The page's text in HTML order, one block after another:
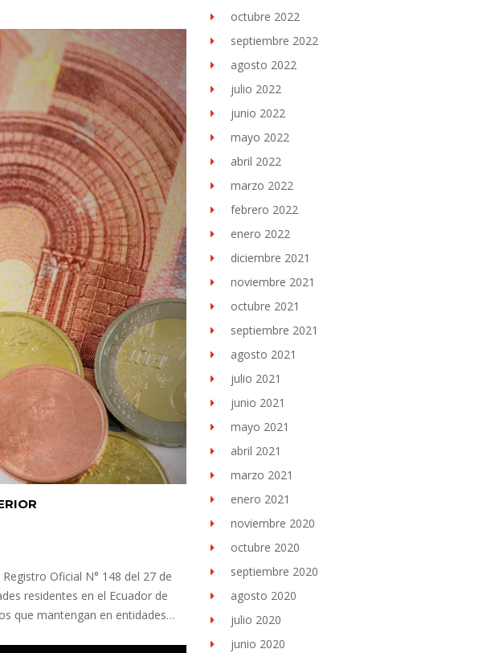
Oficial N° 148 del 27 de
residentes en el Ecuador de
que mantengan en entidades…
octubre 2022
septiembre 2022
agosto 2022
julio 2022
junio 2022
mayo 2022
abril 2022
marzo 2022
febrero 2022
enero 2022
diciembre 2021
noviembre 2021
octubre 2021
septiembre 2021
agosto 2021
julio 2021
junio 2021
mayo 2021
abril 2021
marzo 2021
enero 2021
noviembre 2020
octubre 2020
septiembre 2020
agosto 2020
julio 2020
junio 2020